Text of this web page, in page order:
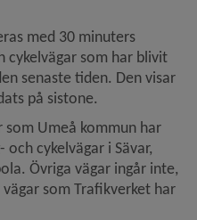
med 30 minuters
cykelvägar som har blivit
senaste tiden. Den visar
på sistone.
som Umeå kommun har
cykelvägar i Sävar,
Övriga vägar ingår inte,
som Trafikverket har